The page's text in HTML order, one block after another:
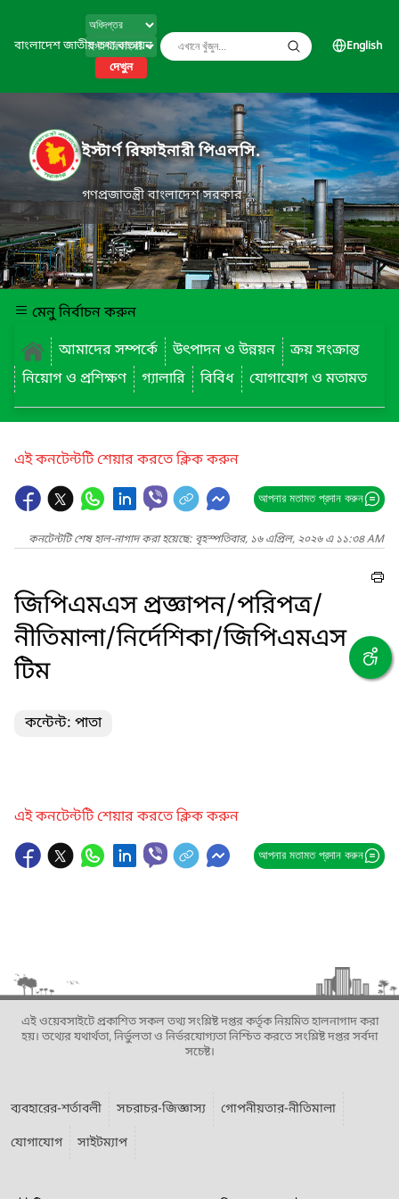
বাংলাদেশ জাতীয় তথ্য বাতায়ন
দেখুন
English
ইস্টার্ণ রিফাইনারী পিএলসি.
গণপ্রজাতন্ত্রী বাংলাদেশ সরকার
মেনু নির্বাচন করুন
আমাদের সম্পর্কে
উৎপাদন ও উন্নয়ন
ক্রয় সংক্রান্ত
নিয়োগ ও প্রশিক্ষণ
গ্যালারি বিবিধ যোগাযোগ ও মতামত
এই কনটেন্টটি শেয়ার করতে ক্লিক করুন
আপনার মতামত প্রদান করুন
কনটেন্টটি শেষ হাল-নাগাদ করা হয়েছে: বৃহস্পতিবার, ১৬ এপ্রিল, ২০২৬ এ ১১:৩৪ AM
জিপিএমএস প্রজ্ঞাপন/পরিপত্র/
নীতিমালা/নির্দেশিকা/জিপিএমএস
টিম
কন্টেন্ট: পাতা
এই কনটেন্টটি শেয়ার করতে ক্লিক করুন
আপনার মতামত প্রদান করুন
এই ওয়েবসাইটে প্রকাশিত সকল তথ্য সংশ্লিষ্ট দপ্তর কর্তৃক নিয়মিত হালনাগাদ করা
হয়। তথ্যের যথার্থতা, নির্ভুলতা ও নির্ভরযোগ্যতা নিশ্চিত করতে সংশ্লিষ্ট দপ্তর সর্বদা
সচেষ্ট।
ব্যবহারের-শর্তাবলী সচরাচর-জিজ্ঞাস্য
গোপনীয়তার-নীতিমালা
যোগাযোগ
সাইটম্যাপ